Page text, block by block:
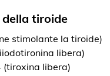
della tiroide
stimolante la tiroide)
libera)
(tiroxina libera)